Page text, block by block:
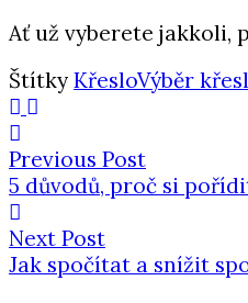
Ať už vyberete jakkoli,
Štítky KřesloVýběr
Previous Post
5 důvodů, proč si
Next Post
Jak spočítat a snížit